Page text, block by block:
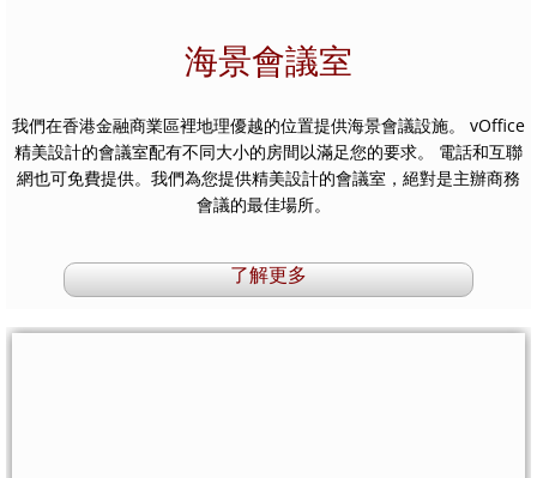
室內設計
頭髮護理產品
海景會議室
我們在香港金融商業區裡地理優越的位置提供海景會議設施。 vOffice
精美設計的會議室配有不同大小的房間以滿足您的要求。 電話和互聯
網也可免費提供。我們為您提供精美設計的會議室，絕對是主辦商務
會議的最佳場所。​
了解更多